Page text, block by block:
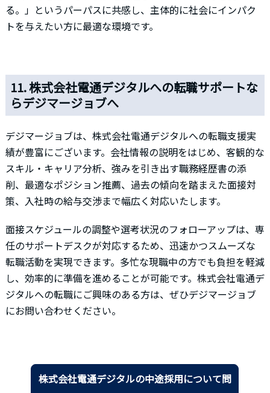
る。」というパーパスに共感し、主体的に社会にインパク
トを与えたい方に最適な環境です。
11. 株式会社電通デジタルへの転職サポートな
らデジマージョブへ
デジマージョブは、株式会社電通デジタルへの転職支援実
績が豊富にございます。会社情報の説明をはじめ、客観的な
スキル・キャリア分析、強みを引き出す職務経歴書の添
削、最適なポジション推薦、過去の傾向を踏まえた面接対
策、入社時の給与交渉まで幅広く対応いたします。
面接スケジュールの調整や選考状況のフォローアップは、専
任のサポートデスクが対応するため、迅速かつスムーズな
転職活動を実現できます。多忙な現職中の方でも負担を軽減
し、効率的に準備を進めることが可能です。株式会社電通デ
ジタルへの転職にご興味のある方は、ぜひデジマージョブ
にお問い合わせください。
株式会社電通デジタルの中途採用について問